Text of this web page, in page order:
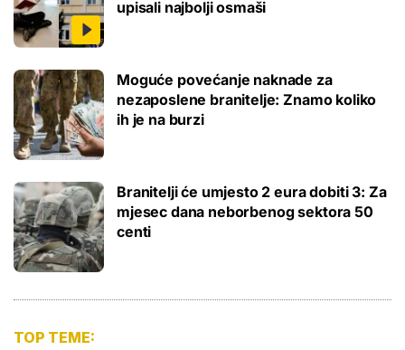
upisali najbolji osmaši
Moguće povećanje naknade za
nezaposlene branitelje: Znamo koliko
ih je na burzi
Branitelji će umjesto 2 eura dobiti 3: Za
mjesec dana neborbenog sektora 50
centi
TOP TEME: